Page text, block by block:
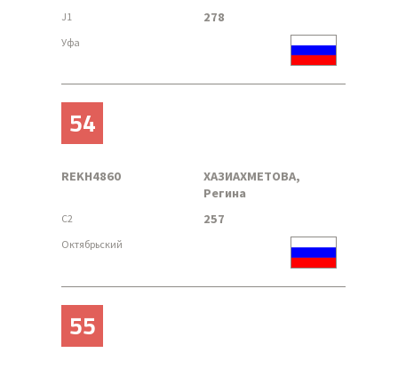
J1 278
Уфа
54
REKH4860
ХАЗИАХМЕТОВА,
Регина
C2 257
Октябрьский
55